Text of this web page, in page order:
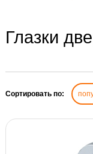
Глазки
Сортировать по: